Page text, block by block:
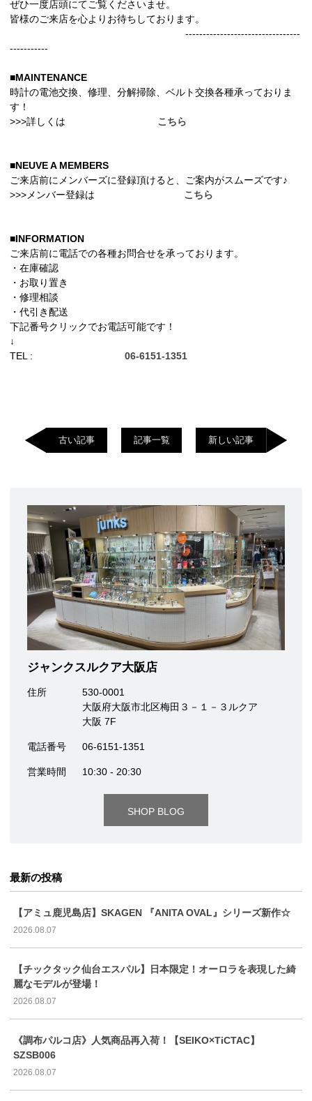
ぜひ一度店頭にてご覧くださいませ。
皆様のご来店を心よりお待ちしております。
---------------------------------
-----------
■MAINTENANCE
時計の電池交換、修理、分解掃除、ベルト交換各種承っておりま
す！
>>>詳しくは
こちら
■NEUVE A MEMBERS
ご来店前にメンバーズに登録頂けると、ご案内がスムーズです♪
>>>メンバー登録は
こちら
■INFORMATION
ご来店前に電話での各種お問合せを承っております。
・在庫確認
・お取り置き
・修理相談
・代引き配送
下記番号クリックでお電話可能です！
↓
TEL :
06-6151-1351
古い記事 記事一覧 新しい記事
ジャンクスルクア大阪店
住所
530-0001
大阪府大阪市北区梅田３－１－３ルクア
大阪 7F
電話番号 06-6151-1351
営業時間 10:30 - 20:30
SHOP BLOG
最新の投稿
【アミュ鹿児島店】SKAGEN 『ANITA OVAL』シリーズ新作☆
2026.08.07
【チックタック仙台エスパル】日本限定！オーロラを表現した綺
麗なモデルが登場！
2026.08.07
《調布パルコ店》人気商品再入荷！【SEIKO×TiCTAC】
SZSB006
2026.08.07